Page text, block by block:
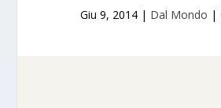
Giu 9, 2014 | Dal Mondo |